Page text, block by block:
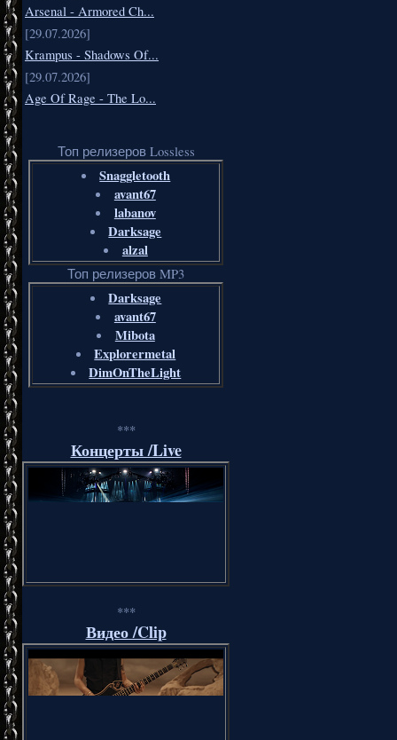
Arsenal - Armored Ch...
[29.07.2026]
Krampus - Shadows Of...
[29.07.2026]
Age Of Rage - The Lo...
Топ релизеров Lossless
Snaggletooth
avant67
labanov
Darksage
alzal
Топ релизеров MP3
Darksage
avant67
Mibota
Explorermetal
DimOnTheLight
***
Концерты /Live
***
Видео /Clip